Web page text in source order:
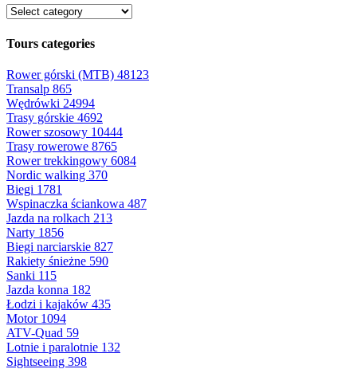
Tours categories
Rower górski (MTB) 48123
Transalp 865
Wędrówki 24994
Trasy górskie 4692
Rower szosowy 10444
Trasy rowerowe 8765
Rower trekkingowy 6084
Nordic walking 370
Biegi 1781
Wspinaczka ściankowa 487
Jazda na rolkach 213
Narty 1856
Biegi narciarskie 827
Rakiety śnieżne 590
Sanki 115
Jazda konna 182
Łodzi i kajaków 435
Motor 1094
ATV-Quad 59
Lotnie i paralotnie 132
Sightseeing 398